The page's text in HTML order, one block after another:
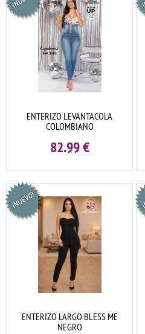
ENTERIZO LEVANTACOLA
COLOMBIANO
82.99€
ENTERIZO LARGO BLESS ME
NEGRO